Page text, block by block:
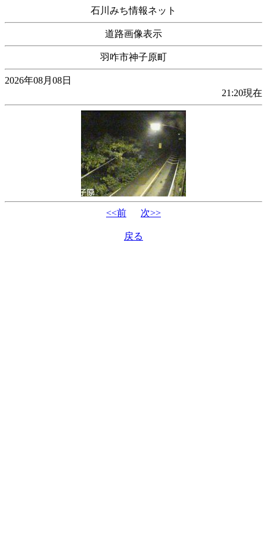
石川みち情報ネット
道路画像表示
羽咋市神子原町
2026年08月08日
21:20現在
<<前 次>>
戻る